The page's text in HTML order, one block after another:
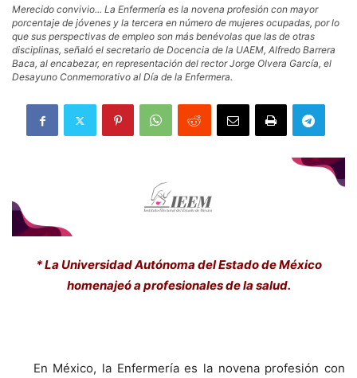
Merecido convivio... La Enfermería es la novena profesión con mayor
porcentaje de jóvenes y la tercera en número de mujeres ocupadas, por lo
que sus perspectivas de empleo son más benévolas que las de otras
disciplinas, señaló el secretario de Docencia de la UAEM, Alfredo Barrera
Baca, al encabezar, en representación del rector Jorge Olvera García, el
Desayuno Conmemorativo al Día de la Enfermera.
* La Universidad Autónoma del Estado de México
homenajeó a profesionales de la salud.
En México, la Enfermería es la novena profesión con